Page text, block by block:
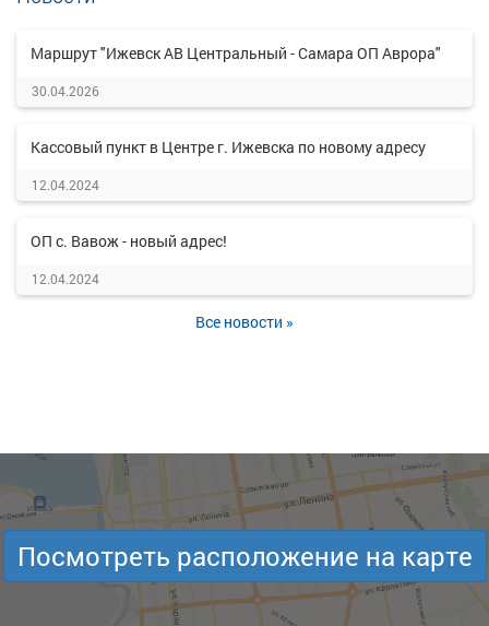
Маршрут "Ижевск АВ Центральный - Самара ОП Аврора"
30.04.2026
Кассовый пункт в Центре г. Ижевска по новому адресу
12.04.2024
ОП с. Вавож - новый адрес!
12.04.2024
Все новости »
Посмотреть расположение на карте